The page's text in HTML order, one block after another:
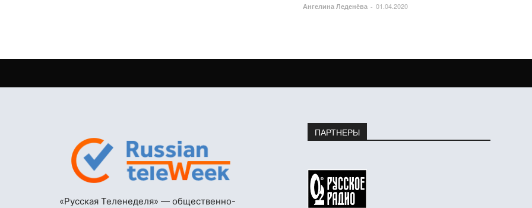
Ангелина Леденёва - 01.04.2020
«Русская Теленеделя» — общественно-
ПАРТНЕРЫ